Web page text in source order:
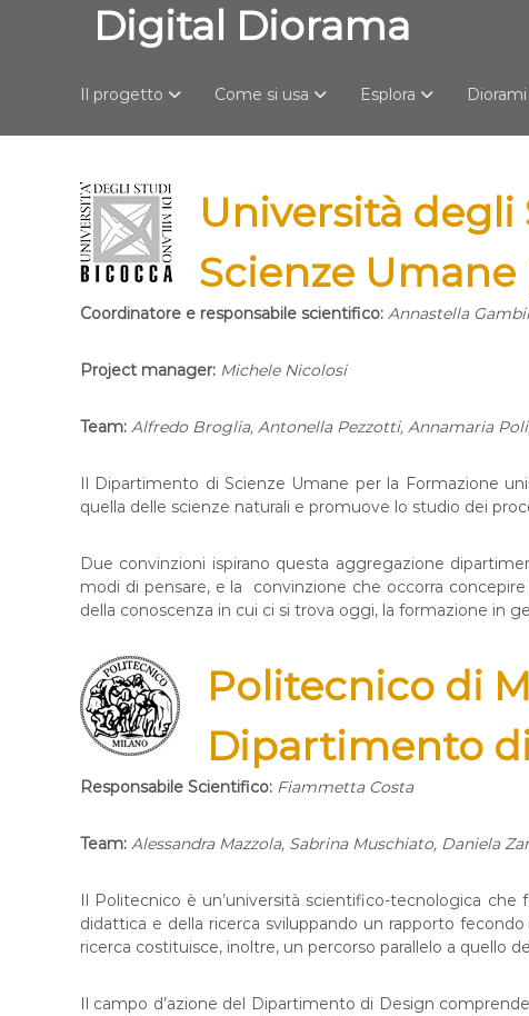
Digital Diorama
Il progetto Come si usa Esplora
Università
Scienze Umane
Coordinatore e responsabile scientifico: Annastella
Project manager: Michele Nicolosi
Team: Alfredo Broglia, Antonella Pezzotti, Annamaria
Il Dipartimento di Scienze Umane per la Formazione
quella delle scienze naturali e promuove lo studio dei
Due convinzioni ispirano questa aggregazione
modi di pensare, e la convinzione che occorra
della conoscenza in cui ci si trova oggi, la formazione in
Politecnico di
Dipartimento
Responsabile Scientifico: Fiammetta Costa
Team: Alessandra Mazzola, Sabrina Muschiato, Daniela
Il Politecnico è un’università scientifico-tecnologica che
didattica e della ricerca sviluppando un rapporto
ricerca costituisce, inoltre, un percorso parallelo a quello
Il campo d’azione del Dipartimento di Design